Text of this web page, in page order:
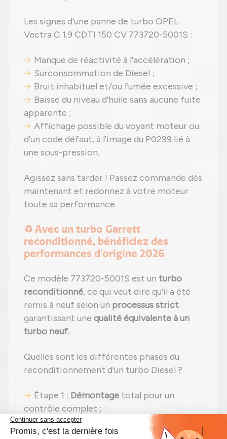
Les signes d'une panne de turbo OPEL
Vectra C 1.9 CDTI 150 CV 773720-5001S :
Manque de réactivité à l'accélération ;
Surconsommation de Diesel ;
Bruit inhabituel et/ou fumée excessive ;
Baisse du niveau d'huile sans aucune fuite
apparente ;
Affichage possible du voyant moteur ou
d'un code défaut, à l'image du P0299 lié à
une sous-pression.
Agissez sans tarder ! Passez commande dès
maintenant et redonnez à votre moteur
toute sa performance.
♻️ Avec un turbo Garrett
reconditionné, bénéficiez des
performances d'origine 2026
Ce modèle 773720-5001S est un turbo
reconditionné, ce qui veut dire qu'il a été
remis à neuf selon un processus strict
garantissant une qualité équivalente à un
turbo neuf.
Quelles sont les différentes phases du
reconditionnement d'un turbo Diesel ?
Étape 1 : Démontage total pour un
contrôle complet ;
Étape 2 :Nettoyage minutieux
éliminer toute impureté ;